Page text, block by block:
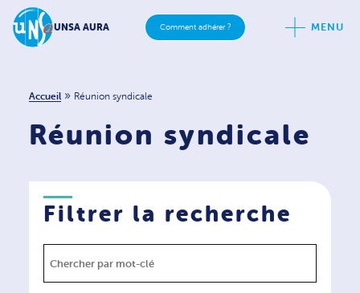
UNSA AURA MENU
Comment adhérer ?
Accueil » Réunion syndicale
Réunion syndicale
Filtrer la recherche